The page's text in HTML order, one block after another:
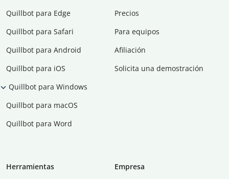
Quillbot para Edge
Quillbot para Safari
Quillbot para Android
Quillbot para iOS
Quillbot para Windows
Quillbot para macOS
Quillbot para Word
Precios
Para equipos
Afiliación
Solicita una demostración
Herramientas
Empresa